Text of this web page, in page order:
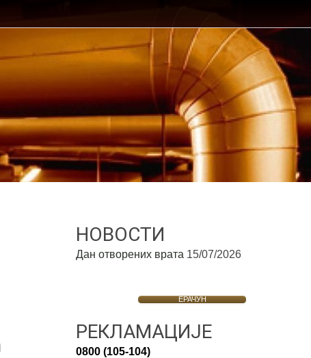
НОВОСТИ
Дан отворених врата 15/07/2026
ЕРАЧУН
РЕКЛАМАЦИЈЕ
0800 (105-104)